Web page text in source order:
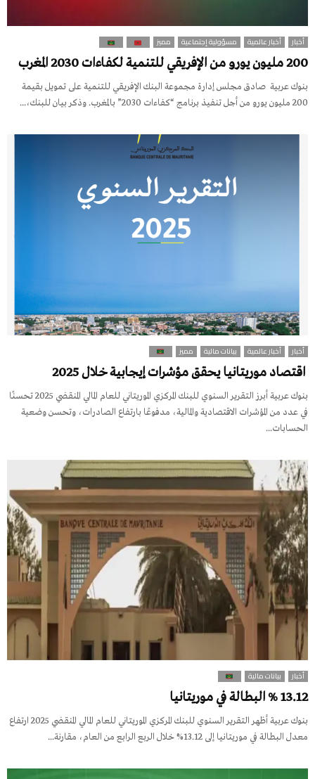
أخبار أخبار عالمية مسؤولية إجتماعية مميز
200 مليون يورو من الإفريقي للتنمية لكفاءات 2030 المغرب
بنوك عربية صادق مجلس إدارة مجموعة البنك الإفريقي للتنمية على تمويل بقيمة
200 مليون يورو من أجل تنفيذ برنامج “كفاءات 2030” بالمغرب. وذكر بيان للبنك،...
أخبار أخبار عالمية بيانات مالية مميز
اقتصاد موريتانيا يحقق مؤشرات إيجابية خلال 2025
بنوك عربية أبرز التقرير السنوي للبنك المركزي الموريتاني للعام المالي المنقضي 2025 تحسنًا
في عدد من المؤشرات الاقتصادية والمالية، مدفوعًا بارتفاع الصادرات، وتحسن وضعية
الحسابات...
أخبار بيانات مالية
13.12 % البطالة في موريتانيا
بنوك عربية أظهر التقرير السنوي للبنك المركزي الموريتاني للعام المالي المنقضي 2025 ارتفاع
معدل البطالة في موريتانيا إلى 13.12% خلال الربع الرابع من العام، مقارنة...